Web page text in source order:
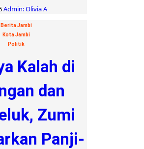
Admin: Olivia A
Berita Jambi
Kota Jambi
Politik
Kalah di
dan
Zumi
Panji-